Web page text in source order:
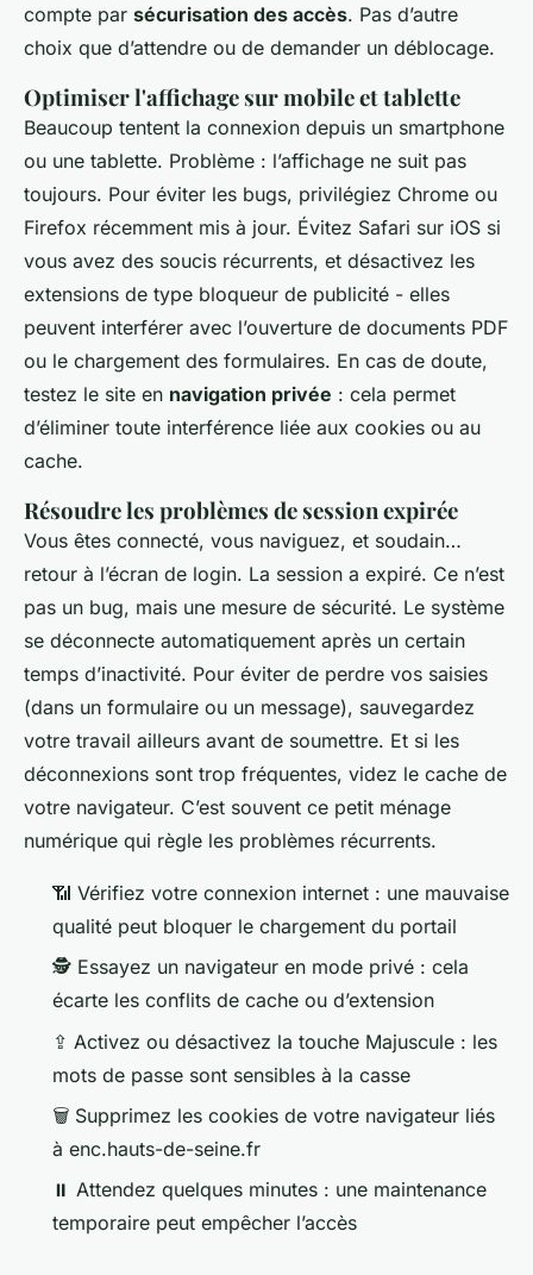
compte par sécurisation des accès. Pas d’autre
choix que d’attendre ou de demander un déblocage.
Optimiser l'affichage sur mobile et tablette
Beaucoup tentent la connexion depuis un smartphone
ou une tablette. Problème : l’affichage ne suit pas
toujours. Pour éviter les bugs, privilégiez Chrome ou
Firefox récemment mis à jour. Évitez Safari sur iOS si
vous avez des soucis récurrents, et désactivez les
extensions de type bloqueur de publicité - elles
peuvent interférer avec l’ouverture de documents PDF
ou le chargement des formulaires. En cas de doute,
testez le site en navigation privée : cela permet
d’éliminer toute interférence liée aux cookies ou au
cache.
Résoudre les problèmes de session expirée
Vous êtes connecté, vous naviguez, et soudain…
retour à l’écran de login. La session a expiré. Ce n’est
pas un bug, mais une mesure de sécurité. Le système
se déconnecte automatiquement après un certain
temps d’inactivité. Pour éviter de perdre vos saisies
(dans un formulaire ou un message), sauvegardez
votre travail ailleurs avant de soumettre. Et si les
déconnexions sont trop fréquentes, videz le cache de
votre navigateur. C’est souvent ce petit ménage
numérique qui règle les problèmes récurrents.
📶 Vérifiez votre connexion internet : une mauvaise
qualité peut bloquer le chargement du portail
🕵️ Essayez un navigateur en mode privé : cela
écarte les conflits de cache ou d’extension
⇪ Activez ou désactivez la touche Majuscule : les
mots de passe sont sensibles à la casse
🗑️ Supprimez les cookies de votre navigateur liés
à enc.hauts-de-seine.fr
⏸️ Attendez quelques minutes : une maintenance
temporaire peut empêcher l’accès